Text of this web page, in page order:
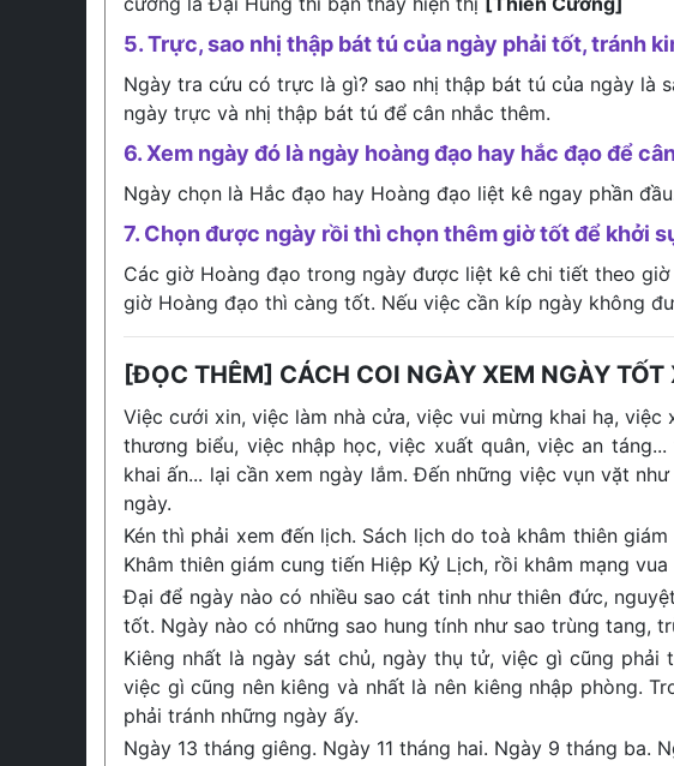
5. Trực, sao nhị thập bát tú của ngày phải tốt, tránh
Ngày tra cứu có trực là gì? sao nhị thập bát tú của ngày là
ngày trực và nhị thập bát tú để cân nhắc thêm.
6. Xem ngày đó là ngày hoàng đạo hay hắc đạo để
Ngày chọn là Hắc đạo hay Hoàng đạo liệt kê ngay phần
7. Chọn được ngày rồi thì chọn thêm giờ tốt để khởi
Các giờ Hoàng đạo trong ngày được liệt kê chi tiết theo
giờ Hoàng đạo thì càng tốt. Nếu việc cần kíp ngày không
[ĐỌC THÊM] CÁCH COI NGÀY XEM NGÀY TỐT
Việc cưới xin, việc làm nhà cửa, việc vui mừng khai hạ,
thương biểu, việc nhập học, việc xuất quân, việc an
khai ấn... lại cần xem ngày lắm. Đến những việc vụn vặt
ngày.
Kén thì phải xem đến lịch. Sách lịch do toà khâm thiên
Khâm thiên giám cung tiến Hiệp Kỷ Lịch, rồi khâm mạng
Đại để ngày nào có nhiều sao cát tinh như thiên đức,
tốt. Ngày nào có những sao hung tính như sao trùng tang,
Kiêng nhất là ngày sát chủ, ngày thụ tử, việc gì cũng
việc gì cũng nên kiêng và nhất là nên kiêng nhập phòng.
phải tránh những ngày ấy.
Ngày 13 tháng giêng. Ngày 11 tháng hai. Ngày 9 tháng